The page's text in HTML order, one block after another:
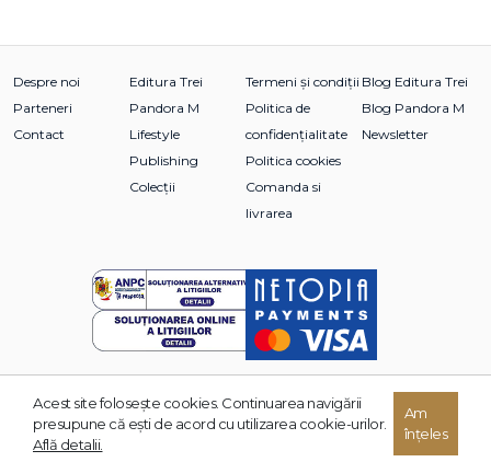
Despre noi
Parteneri
Contact
Editura Trei
Pandora M
Lifestyle
Publishing
Colecții
Termeni și condiții
Politica de
confidențialitate
Politica cookies
Comanda si
livrarea
Blog Editura Trei
Blog Pandora M
Newsletter
© 2026 Grupul Editorial TREI. Toate drepturile rezervate.
Acest site foloseşte cookies. Continuarea navigării
presupune că eşti de acord cu utilizarea cookie-urilor.
Află detalii.
Am
înțeles